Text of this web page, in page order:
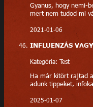
Gyanus, hogy nemi-
mert nem tudod mi
2021-01-06
INFLUENZÁS
Kategória: Test
Ha már kitört rajtad
adunk tippeket,
2025-01-07